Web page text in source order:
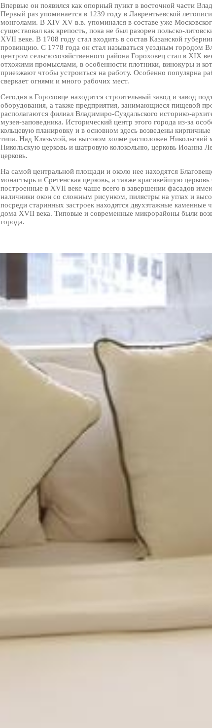
Впервые он появился как опорный пункт в восточной части
Первый раз упоминается в 1239 году в Лаврентьевской
монголами. В XIV XV в.в. упоминался в составе уже
существовал как крепость, пока не был разорен польско-
XVII веке. В 1708 году стал входить в состав Казанской
провинцию. С 1778 года он стал называться уездным городом
центром сельскохозяйственного района Гороховец стал в XIX
отхожими промыслами, в особенности плотники, винокуры и
приезжают чтобы устроиться на работу. Особенно популярна
сверкает огнями и много рабочих мест.
Сегодня в Гороховце находится строительный завод и завод
оборудования, а также предприятия, занимающиеся пищевой
располагаются филиал Владимиро-Суздальского историко-
музея-заповедника. Исторический центр этого города из-за
кольцевую планировку и в основном здесь возведены
типа. Над Клязьмой, на высоком холме расположен
Никольскую церковь и шатровую колокольню, церковь Иоанна
церковь.
На самой центральной площади и около нее находятся
монастырь и Сретенская церковь, а также красивейшую
построенные в XVII веке чаше всего в завершении фасадов
наличники окон со сложным рисунком, пилястры на углах и
посреди старинных застроек находятся двухэтажные каменные
дома XVII века. Типовые и современные микрорайоны были
города.